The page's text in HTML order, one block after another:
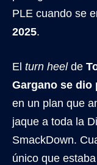
PLE cuando se
2025.
El turn heelde
Gargano se dio
en un plan que
jaque a toda la
SmackDown.
único que